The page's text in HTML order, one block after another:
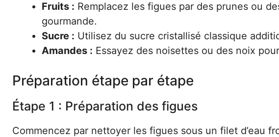
Fruits : Remplacez les figues par des prunes ou
gourmande.
Sucre : Utilisez du sucre cristallisé classique
Amandes : Essayez des noisettes ou des noix
Préparation étape par étape
Étape 1 : Préparation des figues
Commencez par nettoyer les figues sous un filet d’eau